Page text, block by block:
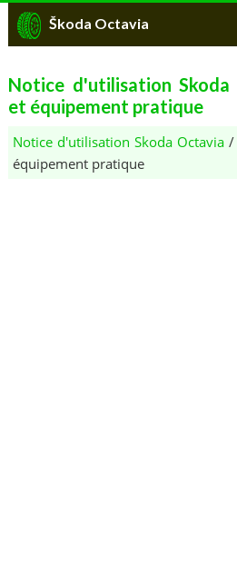
Škoda Octavia
Notice d'utilisation
et équipement pratique
Notice d'utilisation Skoda Octavia/
équipement pratique